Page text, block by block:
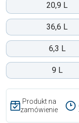
20,9 L
36,6 L
6,3 L
9 L
Produkt na
zamówienie